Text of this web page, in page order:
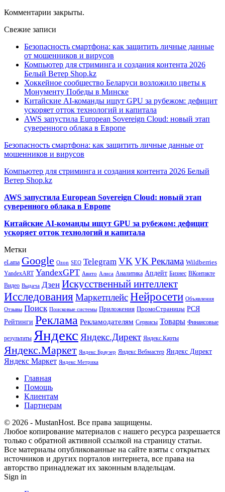
Комментарии закрыты.
Свежие записи
Безопасность смартфона: как защитить личные данные
от мошенников и вирусов
Компьютер для стриминга и создания контента 2026
Белый Ветер Shop.kz
Хоккейное сообщество Беларуси возложило цветы к
Монументу Победы в Минске
Китайские AI-команды ищут GPU за рубежом: дефицит
ускоряет отток технологий и капитала
AWS запустила European Sovereign Cloud: новый этап
суверенного облака в Европе
Безопасность смартфона: как защитить личные данные от
мошенников и вирусов
Компьютер для стриминга и создания контента 2026 Белый
Ветер Shop.kz
AWS запустила European Sovereign Cloud: новый этап
суверенного облака в Европе
Китайские AI-команды ищут GPU за рубежом: дефицит
ускоряет отток технологий и капитала
Метки
eLama Google Ozon SEO Telegram VK VK Реклама Wildberries
YandexART YandexGPT Авито Алиса Аналитика Апдейт Бизнес ВКонтакте
Видео Выдача Дзен Искусственный интеллект
Исследования МаркетплейсНейросети Объявления
Отзывы Поиск Поисковые системы Приложения ПромоСтраницы РСЯ
Рейтинги Реклама Рекламодателям Сервисы Товары Финансовые
результаты Яндекс Яндекс.Директ Яндекс.Карты
Яндекс.Маркет Яндекс Браузер Яндекс Вебмастер Яндекс Директ
Яндекс Маркет Яндекс Метрика
Главная
Помощь
Клиентам
Партнерам
© 2026 - MustanHost. Все права защищены.
Любое копирование материалов с нашего ресурса разрешается
только с обратной активной ссылкой на страницу статьи.
Все материалы опубликованные на сайте взяты с открытых
источников и других порталов интернета, все права на
авторство принадлежат их законным владельцам.
Sign in